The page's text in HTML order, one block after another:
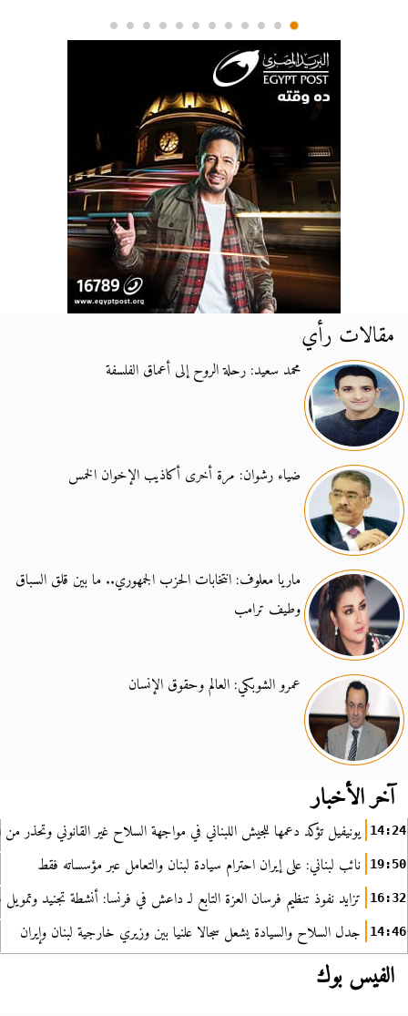
مقالات رأي
محمد سعيد: رحلة الروح إلى أعماق الفلسفة
ضياء رشوان: مرة أخرى أكاذيب الإخوان الخمس
ماريا معلوف: انتخابات الحزب الجمهوري.. ما بين قلق السباق
وطيف ترامب
عمرو الشوبكي: العالم وحقوق الإنسان
آخر الأخبار
14:24 يونيفيل تؤكد دعمها للجيش اللبناني في مواجهة السلاح غير القانوني وتحذر من
19:50 نائب لبناني: على إيران احترام سيادة لبنان والتعامل عبر مؤسساته فقط
16:32 تزايد نفوذ تنظيم فرسان العزة التابع لـ داعش في فرنسا: أنشطة تجنيد
14:46 جدل السلاح والسيادة يشعل سجالا علنيا بين وزيري خارجية لبنان وإيران
الفيس بوك